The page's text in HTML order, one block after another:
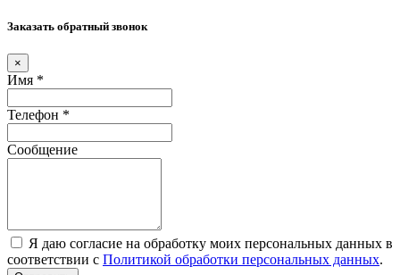
Заказать обратный звонок
×
Имя *
Телефон *
Сообщение
Я даю согласие на обработку моих персональных данных в
соответствии с Политикой обработки персональных данных.